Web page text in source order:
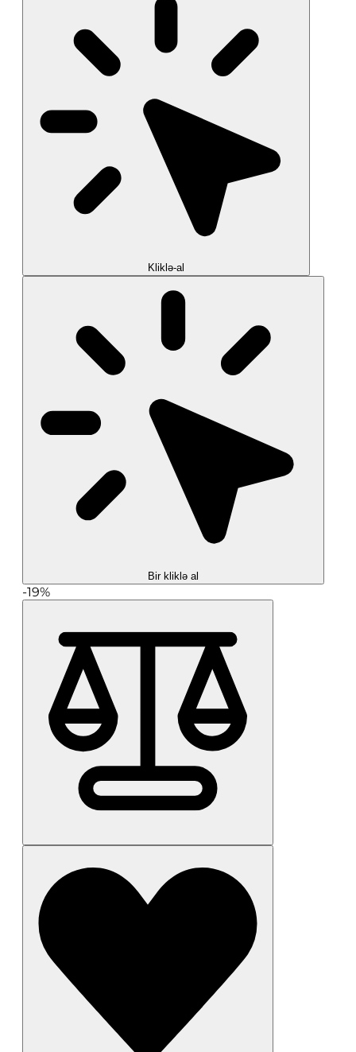
Kliklə-al
Bir kliklə al
-19%